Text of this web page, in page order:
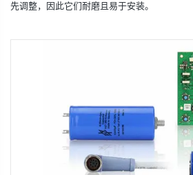
先调整，因此它们耐磨且易于安装。